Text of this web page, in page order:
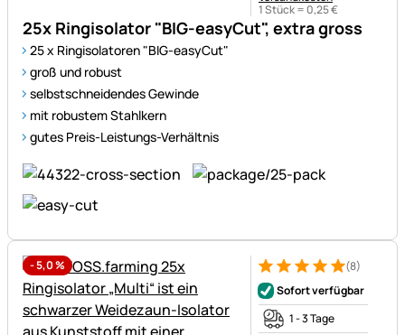
25x Ringisolator "BIG-easyCut", extra gross
25 x Ringisolatoren "BIG-easyCut"
groß und robust
selbstschneidendes Gewinde
mit robustem Stahlkern
gutes Preis-Leistungs-Verhältnis
1 Stück = 0,25€
-5,0% Bewertung: 5 von 5 (8
8 Bewertungen
(8)
Sofort verfügbar
1 - 3 Tage